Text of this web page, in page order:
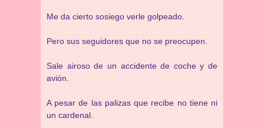
Me da cierto sosiego verle golpeado.
Pero sus seguidores que no se preocupen.
Sale airoso de un accidente de coche y de
avión.
A pesar de las palizas que recibe no tiene ni
un cardenal.